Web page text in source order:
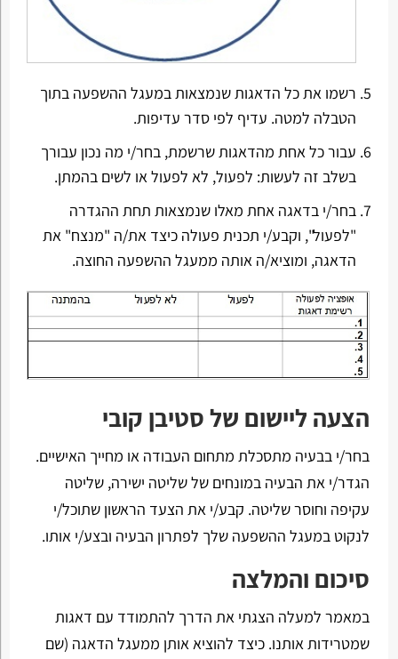
רשמו את כל הדאגות שנמצאות במעגל ההשפעה בתוך
הטבלה למטה. עדיף לפי סדר עדיפות.
עבור כל אחת מהדאגות שרשמת, בחר/י מה נכון עבורך
בשלב זה לעשות: לפעול, לא לפעול או לשים בהמתן.
בחר/י בדאגה אחת מאלו שנמצאות תחת ההגדרה
"לפעול", וקבע/י תכנית פעולה כיצד את/ה "מנצח" את
הדאגה, ומוציא/ה אותה ממעגל ההשפעה החוצה.
הצעה ליישום של סטיבן קובי
בחר/י בבעיה מתסכלת מתחום העבודה או מחייך האישיים.
הגדר/י את הבעיה במונחים של שליטה ישירה, שליטה
עקיפה וחוסר שליטה. קבע/י את הצעד הראשון שתוכל/י
לנקוט במעגל ההשפעה שלך לפתרון הבעיה ובצע/י אותו.
סיכום והמלצה
במאמר למעלה הצגתי את הדרך להתמודד עם דאגות
שמטרידות אותנו. כיצד להוציא אותן ממעגל הדאגה (שם